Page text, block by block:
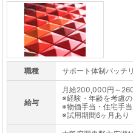
職種 サポート体制バッチ
給与
月給200,000円～
※経験・年齢を考慮
※物価手当・住宅手当
※試用期間6ヶ月あり